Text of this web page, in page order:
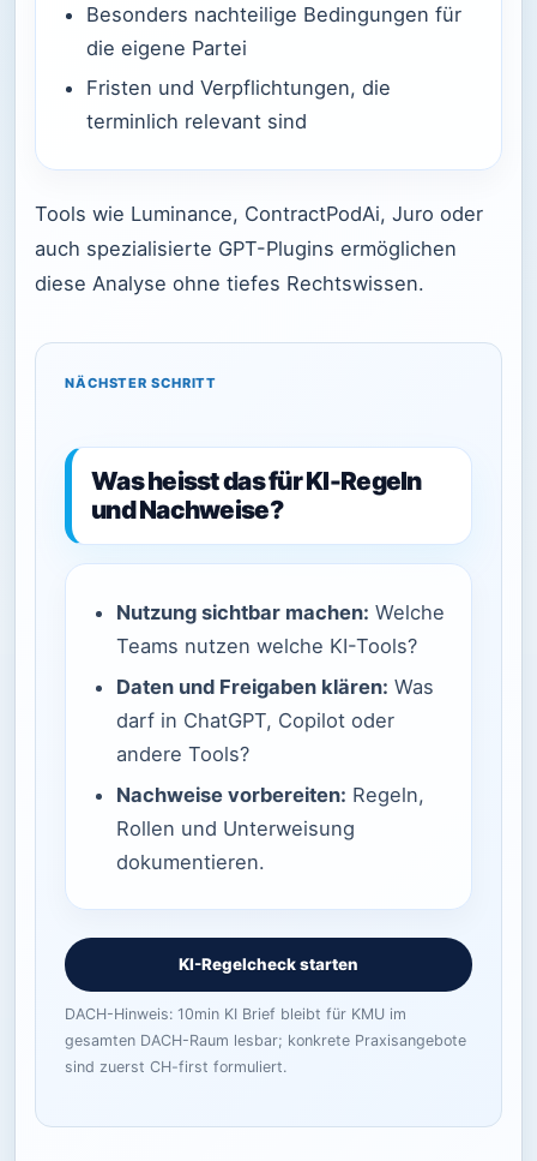
Besonders nachteilige Bedingungen für
die eigene Partei
Fristen und Verpflichtungen, die
terminlich relevant sind
Tools wie Luminance, ContractPodAi, Juro oder
auch spezialisierte GPT-Plugins ermöglichen
diese Analyse ohne tiefes Rechtswissen.
NÄCHSTER SCHRITT
Was heisst das für KI-Regeln
und Nachweise?
Nutzung sichtbar machen: Welche
Teams nutzen welche KI-Tools?
Daten und Freigaben klären: Was
darf in ChatGPT, Copilot oder
andere Tools?
Nachweise vorbereiten: Regeln,
Rollen und Unterweisung
dokumentieren.
KI-Regelcheck starten
DACH-Hinweis: 10min KI Brief bleibt für KMU im
gesamten DACH-Raum lesbar; konkrete Praxisangebote
sind zuerst CH-first formuliert.